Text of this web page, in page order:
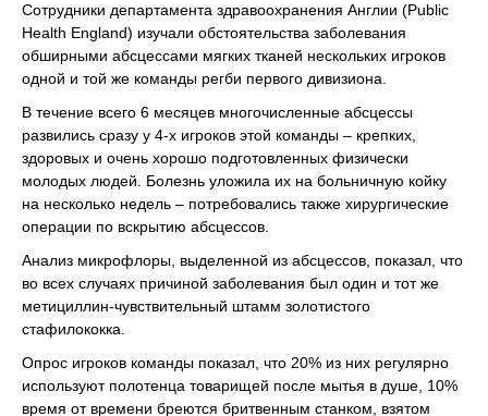
Сотрудники департамента здравоохранения Англии (Public
Health England) изучали обстоятельства заболевания
обширными абсцессами мягких тканей нескольких игроков
одной и той же команды регби первого дивизиона.
В течение всего 6 месяцев многочисленные абсцессы
развились сразу у 4-х игроков этой команды – крепких,
здоровых и очень хорошо подготовленных физически
молодых людей. Болезнь уложила их на больничную койку
на несколько недель – потребовались также хирургические
операции по вскрытию абсцессов.
Анализ микрофлоры, выделенной из абсцессов, показал, что
во всех случаях причиной заболевания был один и тот же
метициллин-чувствительный штамм золотистого
стафилококка.
Опрос игроков команды показал, что 20% из них регулярно
используют полотенца товарищей после мытья в душе, 10%
время от времени бреются бритвенным станком, взятом